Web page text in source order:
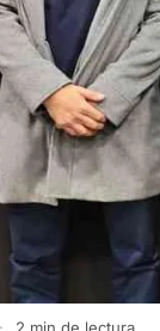
2 min de lectura